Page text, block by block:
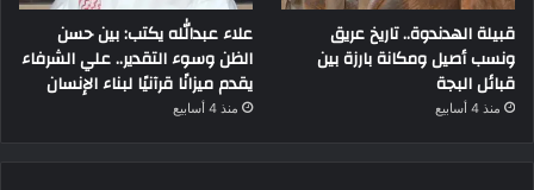
قبيلة الهدندوة.. تاريخ عريق
ونسب أصيل ومكانة بارزة بين
قبائل البجة
منذ 4 أسابيع
علاء عبدالله يكتب: بين حسن
الظن وسوء التقدير.. علي الشرفاء
يقدم ميزانًا قرآنيًا لبناء الإنسان
منذ 4 أسابيع